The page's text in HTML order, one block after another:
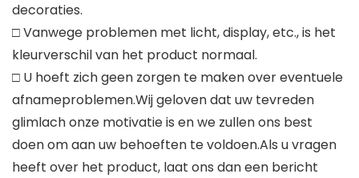
decoraties.
□ Vanwege problemen met licht, display, etc., is het
kleurverschil van het product normaal.
□ U hoeft zich geen zorgen te maken over eventuele
afnameproblemen.Wij geloven dat uw tevreden
glimlach onze motivatie is en we zullen ons best
doen om aan uw behoeften te voldoen.Als u vragen
heeft over het product, laat ons dan een bericht